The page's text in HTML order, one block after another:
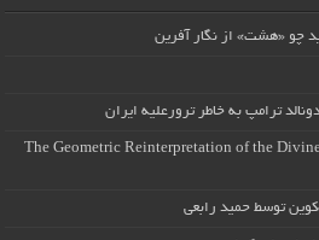
چو «هشت» از نگار آفرین
ترامپ به خاطر ترورعلیه ایران
The Geometric Reinterpretation of the
توسط حمید رابعی